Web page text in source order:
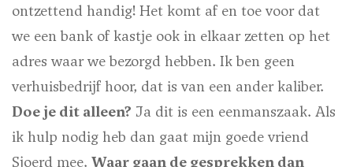
ontzettend handig! Het komt af en toe voor dat
we een bank of kastje ook in elkaar zetten op het
adres waar we bezorgd hebben. Ik ben geen
verhuisbedrijf hoor, dat is van een ander kaliber.
Doe je dit alleen? Ja dit is een eenmanszaak. Als
ik hulp nodig heb dan gaat mijn goede vriend
Sjoerd mee. Waar gaan de gesprekken dan